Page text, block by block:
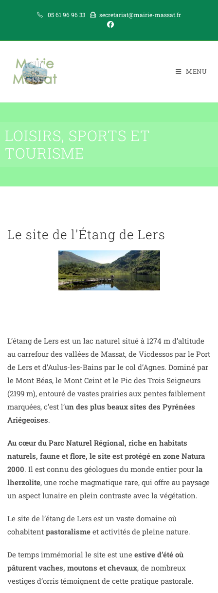
05 61 96 96 33 secretariat@mairie-massat.fr
MENU
LOISIRS, SPORTS ET
TOURISME
Le site de l'Étang de Lers
L’étang de Lers est un lac naturel situé à 1274 m d’altitude
au carrefour des vallées de Massat, de Vicdessos par le Port
de Lers et d’Aulus-les-Bains par le col d’Agnes. Dominé par
le Mont Béas, le Mont Ceint et le Pic des Trois Seigneurs
(2199 m), entouré de vastes prairies aux pentes faiblement
marquées, c’est l’un des plus beaux sites des Pyrénées
Ariégeoises.
Au cœur du Parc Naturel Régional, riche en habitats
naturels, faune et flore, le site est protégé en zone Natura
2000. Il est connu des géologues du monde entier pour la
lherzolite, une roche magmatique rare, qui offre au paysage
un aspect lunaire en plein contraste avec la végétation.
Le site de l’étang de Lers est un vaste domaine où
cohabitent pastoralisme et activités de pleine nature.
De temps immémorial le site est une estive d’été où
pâturent vaches, moutons et chevaux, de nombreux
vestiges d’orris témoignent de cette pratique pastorale.